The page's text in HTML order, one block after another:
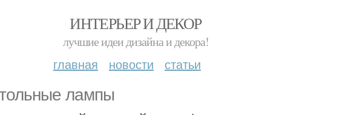
ИНТЕРЬЕР И ДЕКОР
лучшие идеи дизайна и декора!
главная новости статьи
лампы